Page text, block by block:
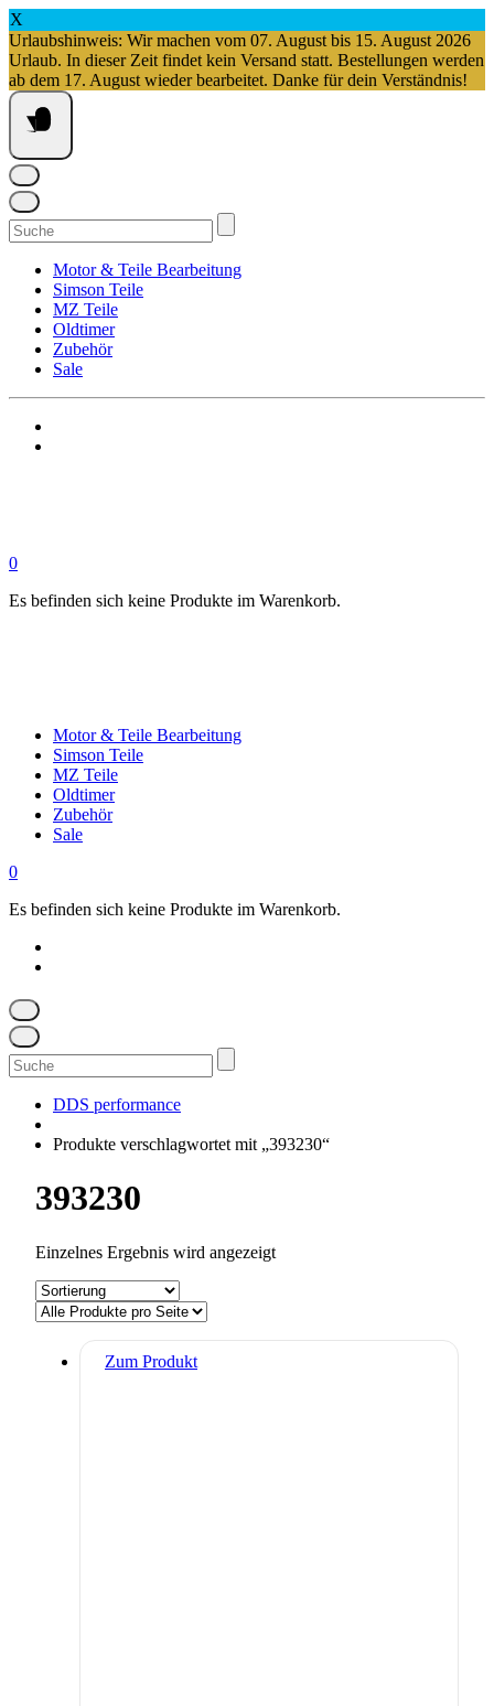
X
Urlaubshinweis: Wir machen vom 07. August bis 15. August 2026
Urlaub. In dieser Zeit findet kein Versand statt. Bestellungen werden
ab dem 17. August wieder bearbeitet. Danke für dein Verständnis!
Springe
zum
Inhalt
Suchen
nach:
Motor & Teile Bearbeitung
Simson Teile
MZ Teile
Oldtimer
Zubehör
Sale
0
Es befinden sich keine Produkte im Warenkorb.
Motor & Teile Bearbeitung
Simson Teile
MZ Teile
Oldtimer
Zubehör
Sale
0
Es befinden sich keine Produkte im Warenkorb.
Suchen
nach:
DDS performance
Produkte verschlagwortet mit „393230“
393230
Einzelnes Ergebnis wird angezeigt
Zum Produkt